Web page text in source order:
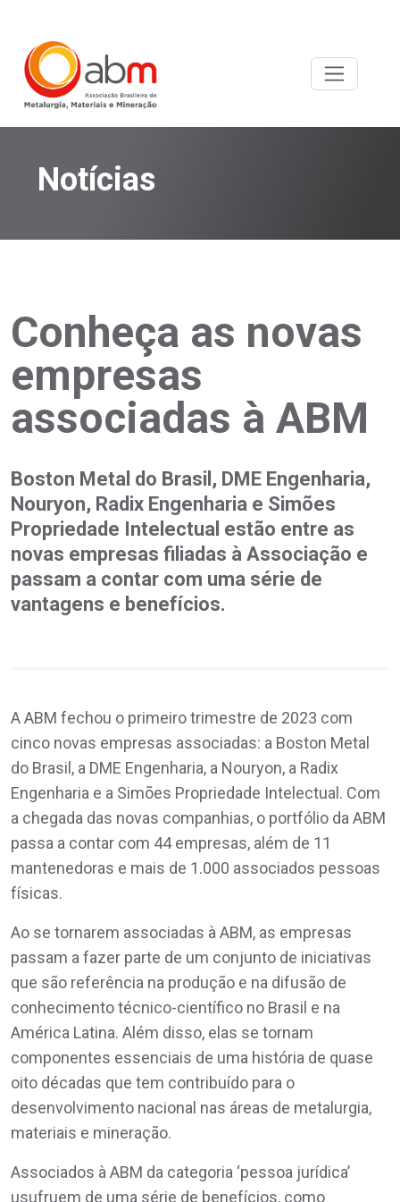
Notícias
Conheça as novas
empresas
associadas à ABM
Boston Metal do Brasil, DME Engenharia,
Nouryon, Radix Engenharia e Simões
Propriedade Intelectual estão entre as
novas empresas filiadas à Associação e
passam a contar com uma série de
vantagens e benefícios.
A ABM fechou o primeiro trimestre de 2023 com
cinco novas empresas associadas: a Boston Metal
do Brasil, a DME Engenharia, a Nouryon, a Radix
Engenharia e a Simões Propriedade Intelectual. Com
a chegada das novas companhias, o portfólio da ABM
passa a contar com 44 empresas, além de 11
mantenedoras e mais de 1.000 associados pessoas
físicas.
Ao se tornarem associadas à ABM, as empresas
passam a fazer parte de um conjunto de iniciativas
que são referência na produção e na difusão de
conhecimento técnico-científico no Brasil e na
América Latina. Além disso, elas se tornam
componentes essenciais de uma história de quase
oito décadas que tem contribuído para o
desenvolvimento nacional nas áreas de metalurgia,
materiais e mineração.
Associados à ABM da categoria ‘pessoa jurídica’
usufruem de uma série de benefícios, como